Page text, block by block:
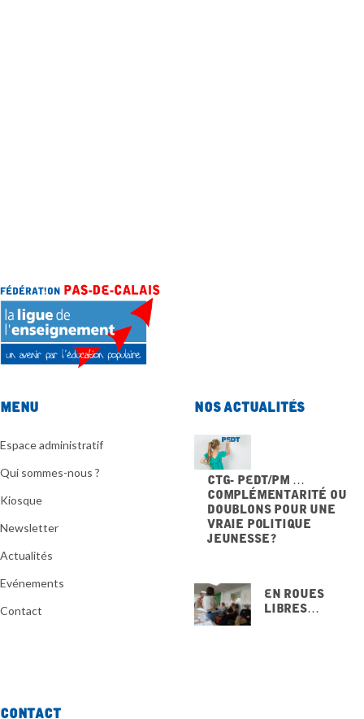
Menu
Espace administratif
Qui sommes-nous ?
Kiosque
Newsletter
Actualités
Evénements
Contact
Nos actualités
CTG- PEdT/PM …
Complémentarité ou
doublons pour une
vraie politique
jeunesse ?
En Roues
Libres…
Contact